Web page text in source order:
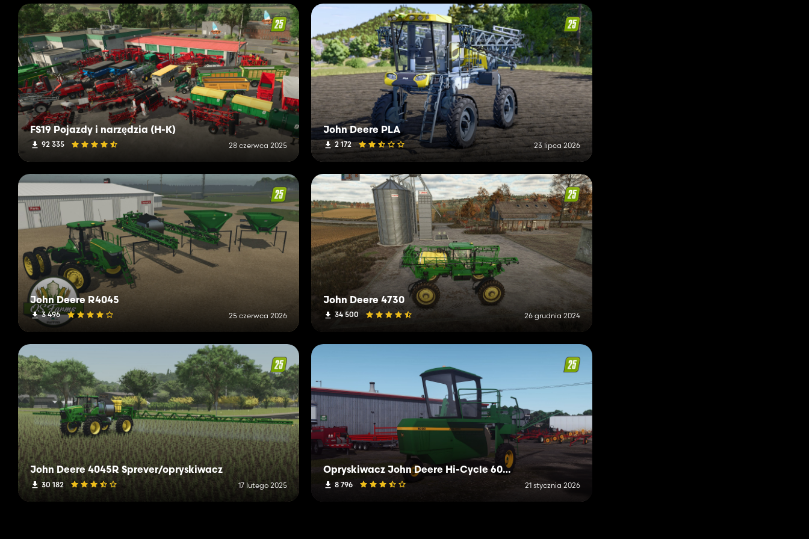
FS19 Pojazdy i narzędzia (H-K)
92 335 28 czerwca 2025
John Deere PLA
2 172 23 lipca 2026
John Deere R4045
3 496 25 czerwca 2026
John Deere 4730
34 500 26 grudnia 2024
John Deere 4045R Sprever/opryskiwacz
30 182 17 lutego 2025
Opryskiwacz John Deere Hi-Cycle 6000 z 1979 r
8 796 21 stycznia 2026